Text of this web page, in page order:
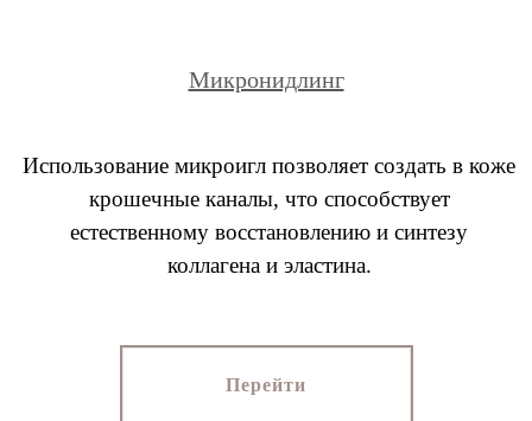
Микронидлинг
Использование микроигл позволяет создать в коже
крошечные каналы, что способствует
естественному восстановлению и синтезу
коллагена и эластина.
Перейти